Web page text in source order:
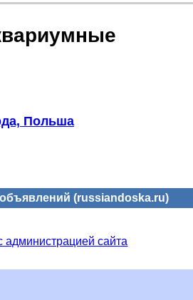
Польша
(russiandoska.ru)
администрацией сайта